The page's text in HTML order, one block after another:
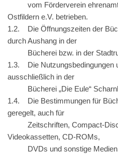
vom Förderverein
Ostfildern e.V. betrieben.
1.2. Die Öffnungszeiten der
durch Aushang in der
Bücherei bzw. in der
1.3. Die Nutzungsbedingungen
ausschließlich in der
Bücherei „Die Eule“
1.4. Die Bestimmungen für
geregelt, auch für
Zeitschriften, Compact-
Videokassetten, CD-ROMs,
DVDs und sonstige